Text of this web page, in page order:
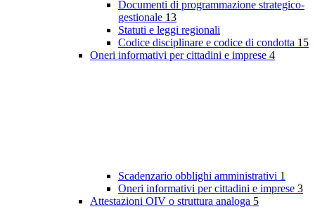
Documenti di programmazione strategico-
gestionale 13
Statuti e leggi regionali
Codice disciplinare e codice di condotta 15
Oneri informativi per cittadini e imprese 4
Scadenzario obblighi amministrativi 1
Oneri informativi per cittadini e imprese 3
Attestazioni OIV o struttura analoga 5